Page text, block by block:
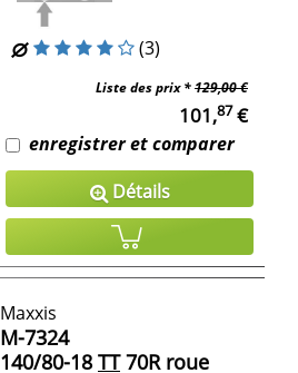
(3)
Liste des prix *129,00 €
101,87€
enregistrer et comparer
Détails
Maxxis
M-7324
140/80-18 TT70R roue